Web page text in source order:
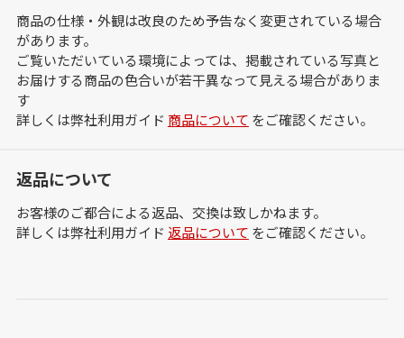
商品の仕様・外観は改良のため予告なく変更されている場合
があります。
ご覧いただいている環境によっては、掲載されている写真と
お届けする商品の色合いが若干異なって見える場合がありま
す
詳しくは弊社利用ガイド 商品について をご確認ください。
返品について
お客様のご都合による返品、交換は致しかねます。
詳しくは弊社利用ガイド 返品について をご確認ください。